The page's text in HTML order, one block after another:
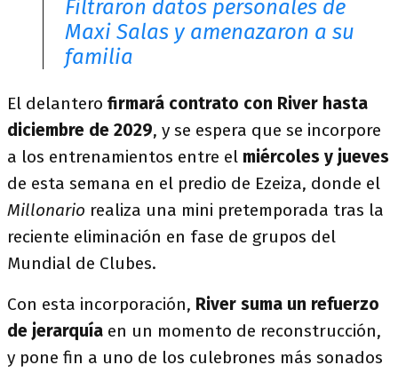
Filtraron datos personales de
Maxi Salas y amenazaron a su
familia
El delantero firmará contrato con River hasta
diciembre de 2029, y se espera que se incorpore
a los entrenamientos entre el miércoles y jueves
de esta semana en el predio de Ezeiza, donde el
Millonario realiza una mini pretemporada tras la
reciente eliminación en fase de grupos del
Mundial de Clubes.
Con esta incorporación, River suma un refuerzo
de jerarquía en un momento de reconstrucción,
y pone fin a uno de los culebrones más sonados